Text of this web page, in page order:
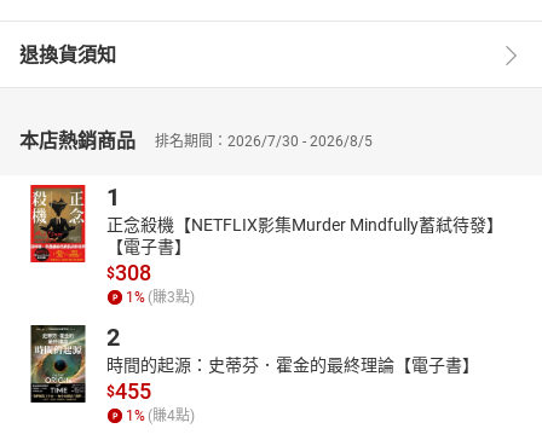
退換貨須知
本店熱銷商品 排名期間：2026/7/30 - 2026/8/5
1
正念殺機【NETFLIX影集Murder Mindfully蓄弒待發】
【電子書】
$308
1 % (賺3點)
2
時間的起源：史蒂芬．霍金的最終理論【電子書】
$455
1 % (賺4點)